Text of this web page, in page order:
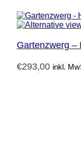
Gartenzwerg –
€293,00 inkl.